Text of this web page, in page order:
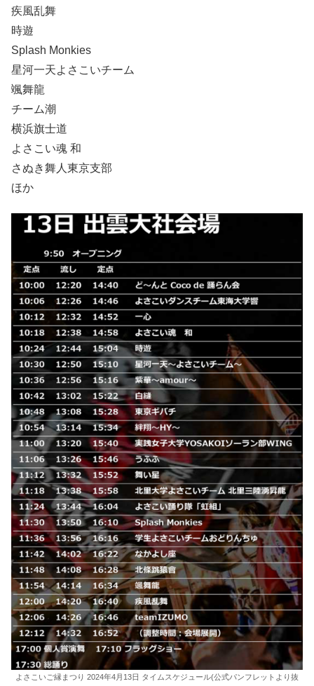
疾風乱舞
時遊
Splash Monkies
星河一天よさこいチーム
颯舞龍
チーム潮
横浜旗士道
よさこい魂 和
さぬき舞人東京支部
ほか
よさこいご縁まつり 2024年4月13日 タイムスケジュール(公式パンフレットより抜